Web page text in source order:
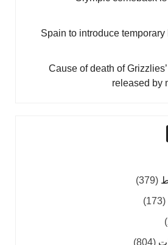
Spain to introduce
Cause of death of
released by
(379)
(173)
(804)